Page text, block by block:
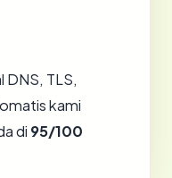
DNS, TLS,
kami
di 95/100